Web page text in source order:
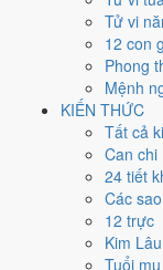
Tử vi
12 con
Phong
Mệnh
KIẾN THỨC
Tất cả
Can chi
24 tiết
Các
12 trực
Kim
Tuổi
sinh thừa) nhưng gặp
7 việc chính7.1/10
Tỵ, Dậu, Týhợp
Ngày 23/11/2026 chỉ
đây tốt hơnđể thay
Ngày 23/
việc gì?